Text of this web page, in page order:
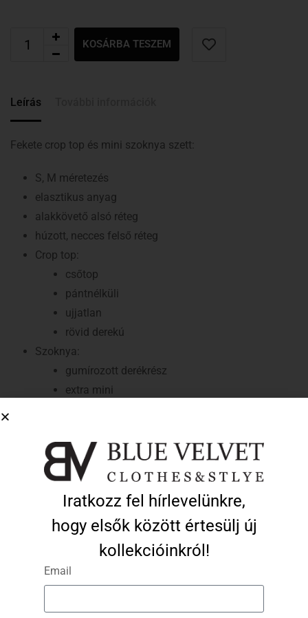
KOSÁRBA TESZEM
Leírás
Fekete crop top és mini szoknya szett:
S, M méretezés
elasztikus anyag
alakkövető alsó réteg
húzott, necces felső réteg
Crop top:
csőtop
pántnélküli
ujjatlan
rövid derekú
Szoknya:
gumírozott derékrész
extra mini
A modell által viselt méret: S
A modell méretei: 173 cm magas, 60 kg
Ezek a termékek is tetszhetnek…
-50% -50%
Iratkozz fel hírlevelünkre,
hogy elsők között értesülj új
kollekcióinkról!
Email